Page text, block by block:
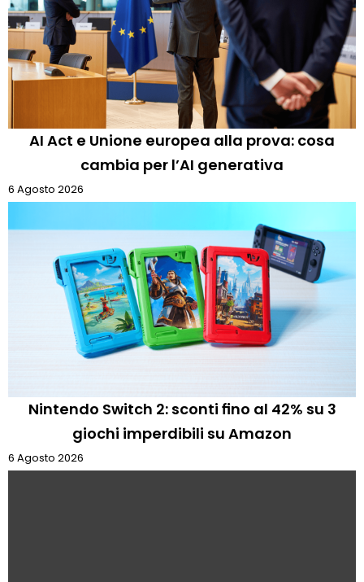
AI Act e Unione europea alla prova: cosa
cambia per l’AI generativa
6 Agosto 2026
Nintendo Switch 2: sconti fino al 42% su 3
giochi imperdibili su Amazon
6 Agosto 2026